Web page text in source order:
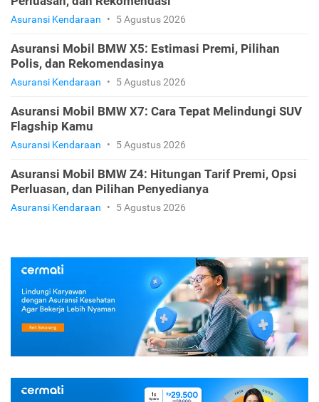
Asuransi Kendaraan • 5 Agustus 2026
Asuransi Mobil BMW X5: Estimasi Premi, Pilihan
Polis, dan Rekomendasinya
Asuransi Kendaraan • 5 Agustus 2026
Asuransi Mobil BMW X7: Cara Tepat Melindungi SUV
Flagship Kamu
Asuransi Kendaraan • 5 Agustus 2026
Asuransi Mobil BMW Z4: Hitungan Tarif Premi, Opsi
Perluasan, dan Pilihan Penyedianya
Asuransi Kendaraan • 5 Agustus 2026